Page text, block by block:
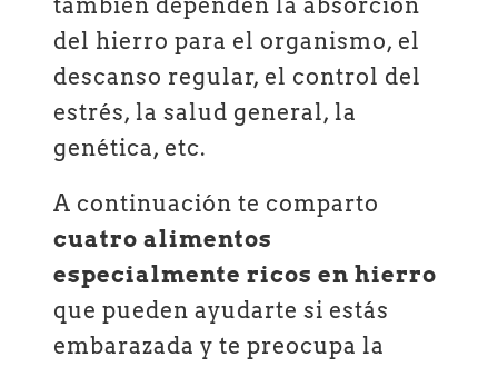
del hierro para el organismo, el
descanso regular, el control del
estrés, la salud general, la
genética, etc.
A continuación te comparto
cuatro alimentos
especialmente ricos en hierro
que pueden ayudarte si estás
embarazada y te preocupa la